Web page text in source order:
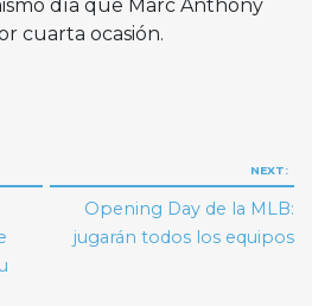
día que Marc Anthony
cuarta ocasión.
NEXT:
Opening Day de la MLB:
jugarán todos los equipos